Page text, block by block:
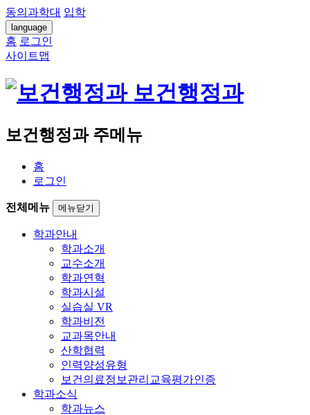
동의과학대 입학
language
홈 로그인
사이트맵
보건행정과
보건행정과 주메뉴
홈
로그인
전체메뉴 메뉴닫기
학과안내
학과소개
교수소개
학과연혁
학과시설
실습실 VR
학과비전
교과목안내
산학협력
인력양성유형
보건의료정보관리교육평가인증
학과소식
학과뉴스